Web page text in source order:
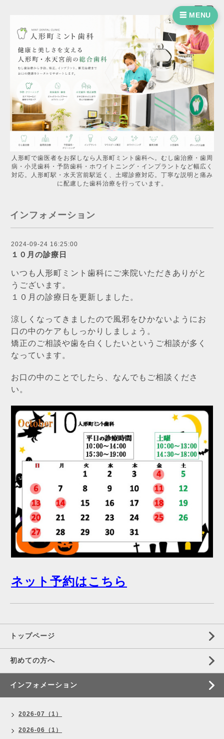
☰ MENU
人形町で歯医者をお探しなら人形町ミント歯科へ。むし歯治療・歯周
病・小児歯科・予防歯科・ホワイトニング・インプラントなど幅広く
対応。人形町駅・水天宮前駅近く、土曜診療対応。丁寧な説明と痛み
に配慮した歯科治療を行っています。
インフォメーション
2024-09-24 16:25:00
１０月の診療日
いつも人形町ミント歯科にご来院いただきありがと
うございます。
１０月の診療日を更新しました。
涼しくなってきましたので風邪をひかないようにお
口の中のケアもしっかりしましょう。
矯正のご相談や歯を白くしたいというご相談が多く
なっています。
お口の中のことでしたら、なんでもご相談くださ
い。
ネット予約はこちら
トップページ
初めての方へ
インフォメーション
2026-07（1）
2026-06（1）